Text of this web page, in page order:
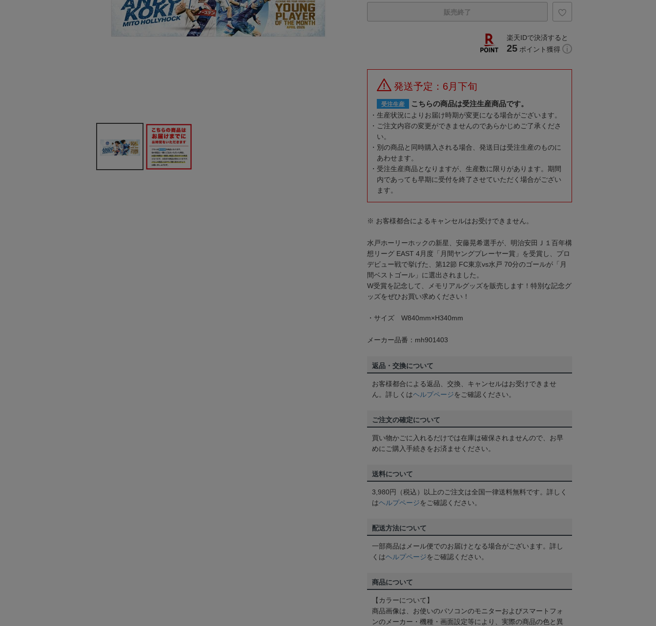
販売終了
楽天IDで決済すると
25 ポイント獲得
発送予定：6月下旬
受注生産 こちらの商品は受注生産商品です。
生産状況によりお届け時期が変更になる場合がございます。
ご注文内容の変更ができませんのであらかじめご了承くださ
い。
別の商品と同時購入される場合、発送日は受注生産のものに
あわせます。
受注生産商品となりますが、生産数に限りがあります。期間
内であっても早期に受付を終了させていただく場合がござい
ます。
※ お客様都合によるキャンセルはお受けできません。
水戸ホーリーホックの新星、安藤晃希選手が、明治安田Ｊ１百年構
想リーグ EAST 4月度「月間ヤングプレーヤー賞」を受賞し、プロ
デビュー戦で挙げた、第12節 FC東京vs水戸 70分のゴールが「月
間ベストゴール」に選出されました。
W受賞を記念して、メモリアルグッズを販売します！特別な記念グ
ッズをぜひお買い求めください！
・サイズ W840mm×H340mm
メーカー品番：mh901403
返品・交換について
お客様都合による返品、交換、キャンセルはお受けできませ
ん。詳しくはヘルプページをご確認ください。
ご注文の確定について
買い物かごに入れるだけでは在庫は確保されませんので、お早
めにご購入手続きをお済ませください。
送料について
3,980円（税込）以上のご注文は全国一律送料無料です。詳しく
はヘルプページをご確認ください。
配送方法について
一部商品はメール便でのお届けとなる場合がございます。詳し
くはヘルプページをご確認ください。
商品について
【カラーについて】
商品画像は、お使いのパソコンのモニターおよびスマートフォ
ンのメーカー・機種・画面設定等により、実際の商品の色と異